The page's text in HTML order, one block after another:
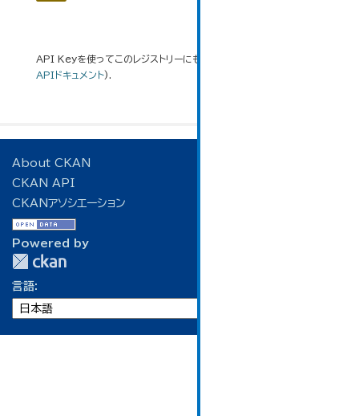
API Keyを使ってこのレジストリーにもアクセス可能です
APIドキュメント).
About CKAN
CKAN API
CKANアソシエーション
Powered by
言語